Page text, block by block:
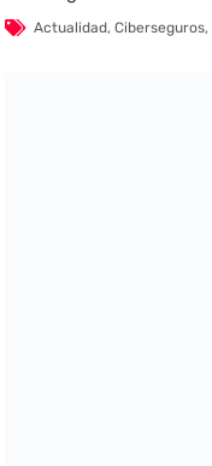
Actualidad,Ciberseguros,